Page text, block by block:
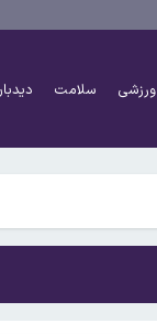
ورزشی سلامت